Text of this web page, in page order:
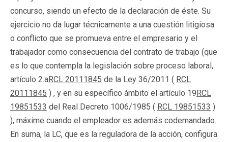
concurso, siendo un efecto de la declaración de éste. Su
ejercicio no da lugar técnicamente a una cuestión litigiosa
o conflicto que se promueva entre el empresario y el
trabajador como consecuencia del contrato de trabajo (que
es lo que contempla la legislación sobre proceso laboral,
artículo 2.aRCL 20111845 de la Ley 36/2011 ( RCL
20111845 ) , y en su específico ámbito el artículo 19RCL
19851533 del Real Decreto 1006/1985 ( RCL 19851533 )
), máxime cuando el empleador es además codemandado.
En suma, la LC, que es la reguladora de la acción, configura